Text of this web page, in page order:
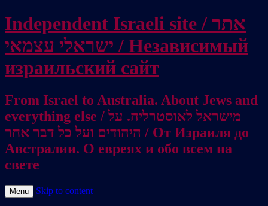
Independent Israeli site / אתר
ישראלי עצמאי / Независимый
израильский сайт
From Israel to Australia. About Jews and
everything else / מישראל לאוסטרליה. על
היהודים ועל כל דבר אחר / От Израиля до
Австралии. О евреях и обо всем на
свете
Menu Skip to content